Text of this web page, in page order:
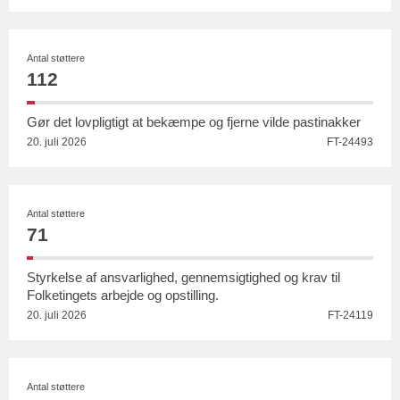
Antal støttere
112
Gør det lovpligtigt at bekæmpe og fjerne vilde pastinakker
20. juli 2026 FT-24493
Antal støttere
71
Styrkelse af ansvarlighed, gennemsigtighed og krav til
Folketingets arbejde og opstilling.
20. juli 2026 FT-24119
Antal støttere